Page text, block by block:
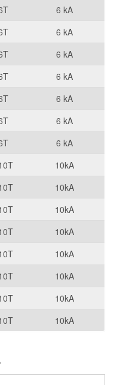
6 kA
6 kA
6 kA
6 kA
6 kA
6 kA
6 kA
10kA
10kA
10kA
10kA
10kA
10kA
10kA
10kA